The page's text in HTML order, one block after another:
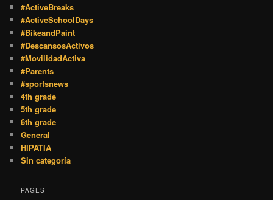
#ActiveBreaks
#ActiveSchoolDays
#BikeandPaint
#DescansosActivos
#MovilidadActiva
#Parents
#sportsnews
4th grade
5th grade
6th grade
General
HIPATIA
Sin categoría
PAGES